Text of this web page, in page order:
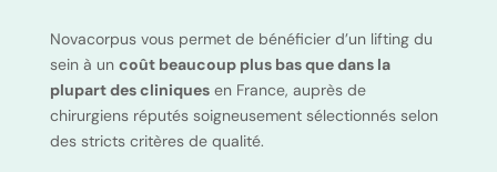
Novacorpus vous permet de bénéficier d’un lifting du
sein à un coût beaucoup plus bas que dans la
plupart des cliniquesen France, auprès de
chirurgiens réputés soigneusement sélectionnés selon
des stricts critères de qualité.